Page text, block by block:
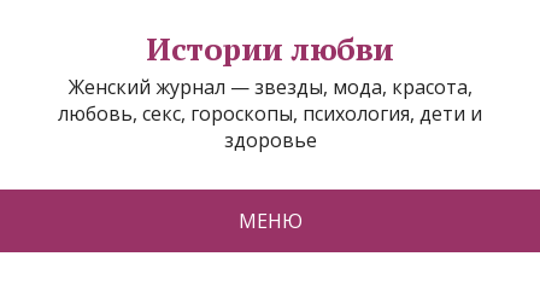
Истории любви
Женский журнал — звезды, мода, красота,
любовь, секс, гороскопы, психология, дети и
здоровье
МЕНЮ